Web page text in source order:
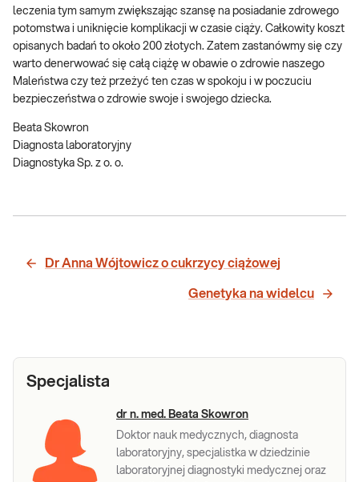
leczenia tym samym zwiększając szansę na posiadanie zdrowego
potomstwa i uniknięcie komplikacji w czasie ciąży. Całkowity koszt
opisanych badań to około 200 złotych. Zatem zastanówmy się czy
warto denerwować się całą ciążę w obawie o zdrowie naszego
Maleństwa czy też przeżyć ten czas w spokoju i w poczuciu
bezpieczeństwa o zdrowie swoje i swojego dziecka.
Beata Skowron
Diagnosta laboratoryjny
Diagnostyka Sp. z o. o.
Dr Anna Wójtowicz o cukrzycy ciążowej
Genetyka na widelcu
Specjalista
dr n. med. Beata Skowron
Doktor nauk medycznych, diagnosta
laboratoryjny, specjalistka w dziedzinie
laboratoryjnej diagnostyki medycznej oraz